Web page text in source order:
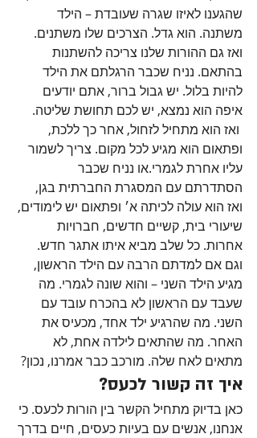
שהגענו לאיזו שגרה שעובדת – הילד
משתנה. הוא גדל. הצרכים שלו משתנים.
ואז גם ההורות שלנו צריכה להשתנות
בהתאם. נניח שכבר הרגלתם את הילד
להיות בלול. יש גבול ברור, אתם יודעים
איפה הוא נמצא, יש לכם תחושת שליטה.
ואז הוא מתחיל לזחול, אחר כך ללכת,
ופתאום הוא מגיע לכל מקום. צריך לשמור
עליו אחרת לגמרי.או נניח שכבר
הסתדרתם עם המסגרת החברתית בגן,
ואז הוא עולה לכיתה א׳ ופתאום יש לימודים,
שיעורי בית, קשיים חדשים, חברויות
אחרות. כל שלב מביא איתו אתגר חדש.
וגם אם למדתם הרבה עם הילד הראשון,
מגיע הילד השני – והוא שונה לגמרי. מה
שעבד עם הראשון לא בהכרח עובד עם
השני. מה שהרגיע ילד אחד, מכעיס את
האחר. מה שהתאים לילדה אחת, לא
מתאים לאח שלה. מורכב כבר אמרנו, נכון?
איך זה קשור לכעס?
כאן בדיוק מתחיל הקשר בין הורות לכעס. כי
אנחנו, אנשים עם בעיות כעסים, חיים בדרך